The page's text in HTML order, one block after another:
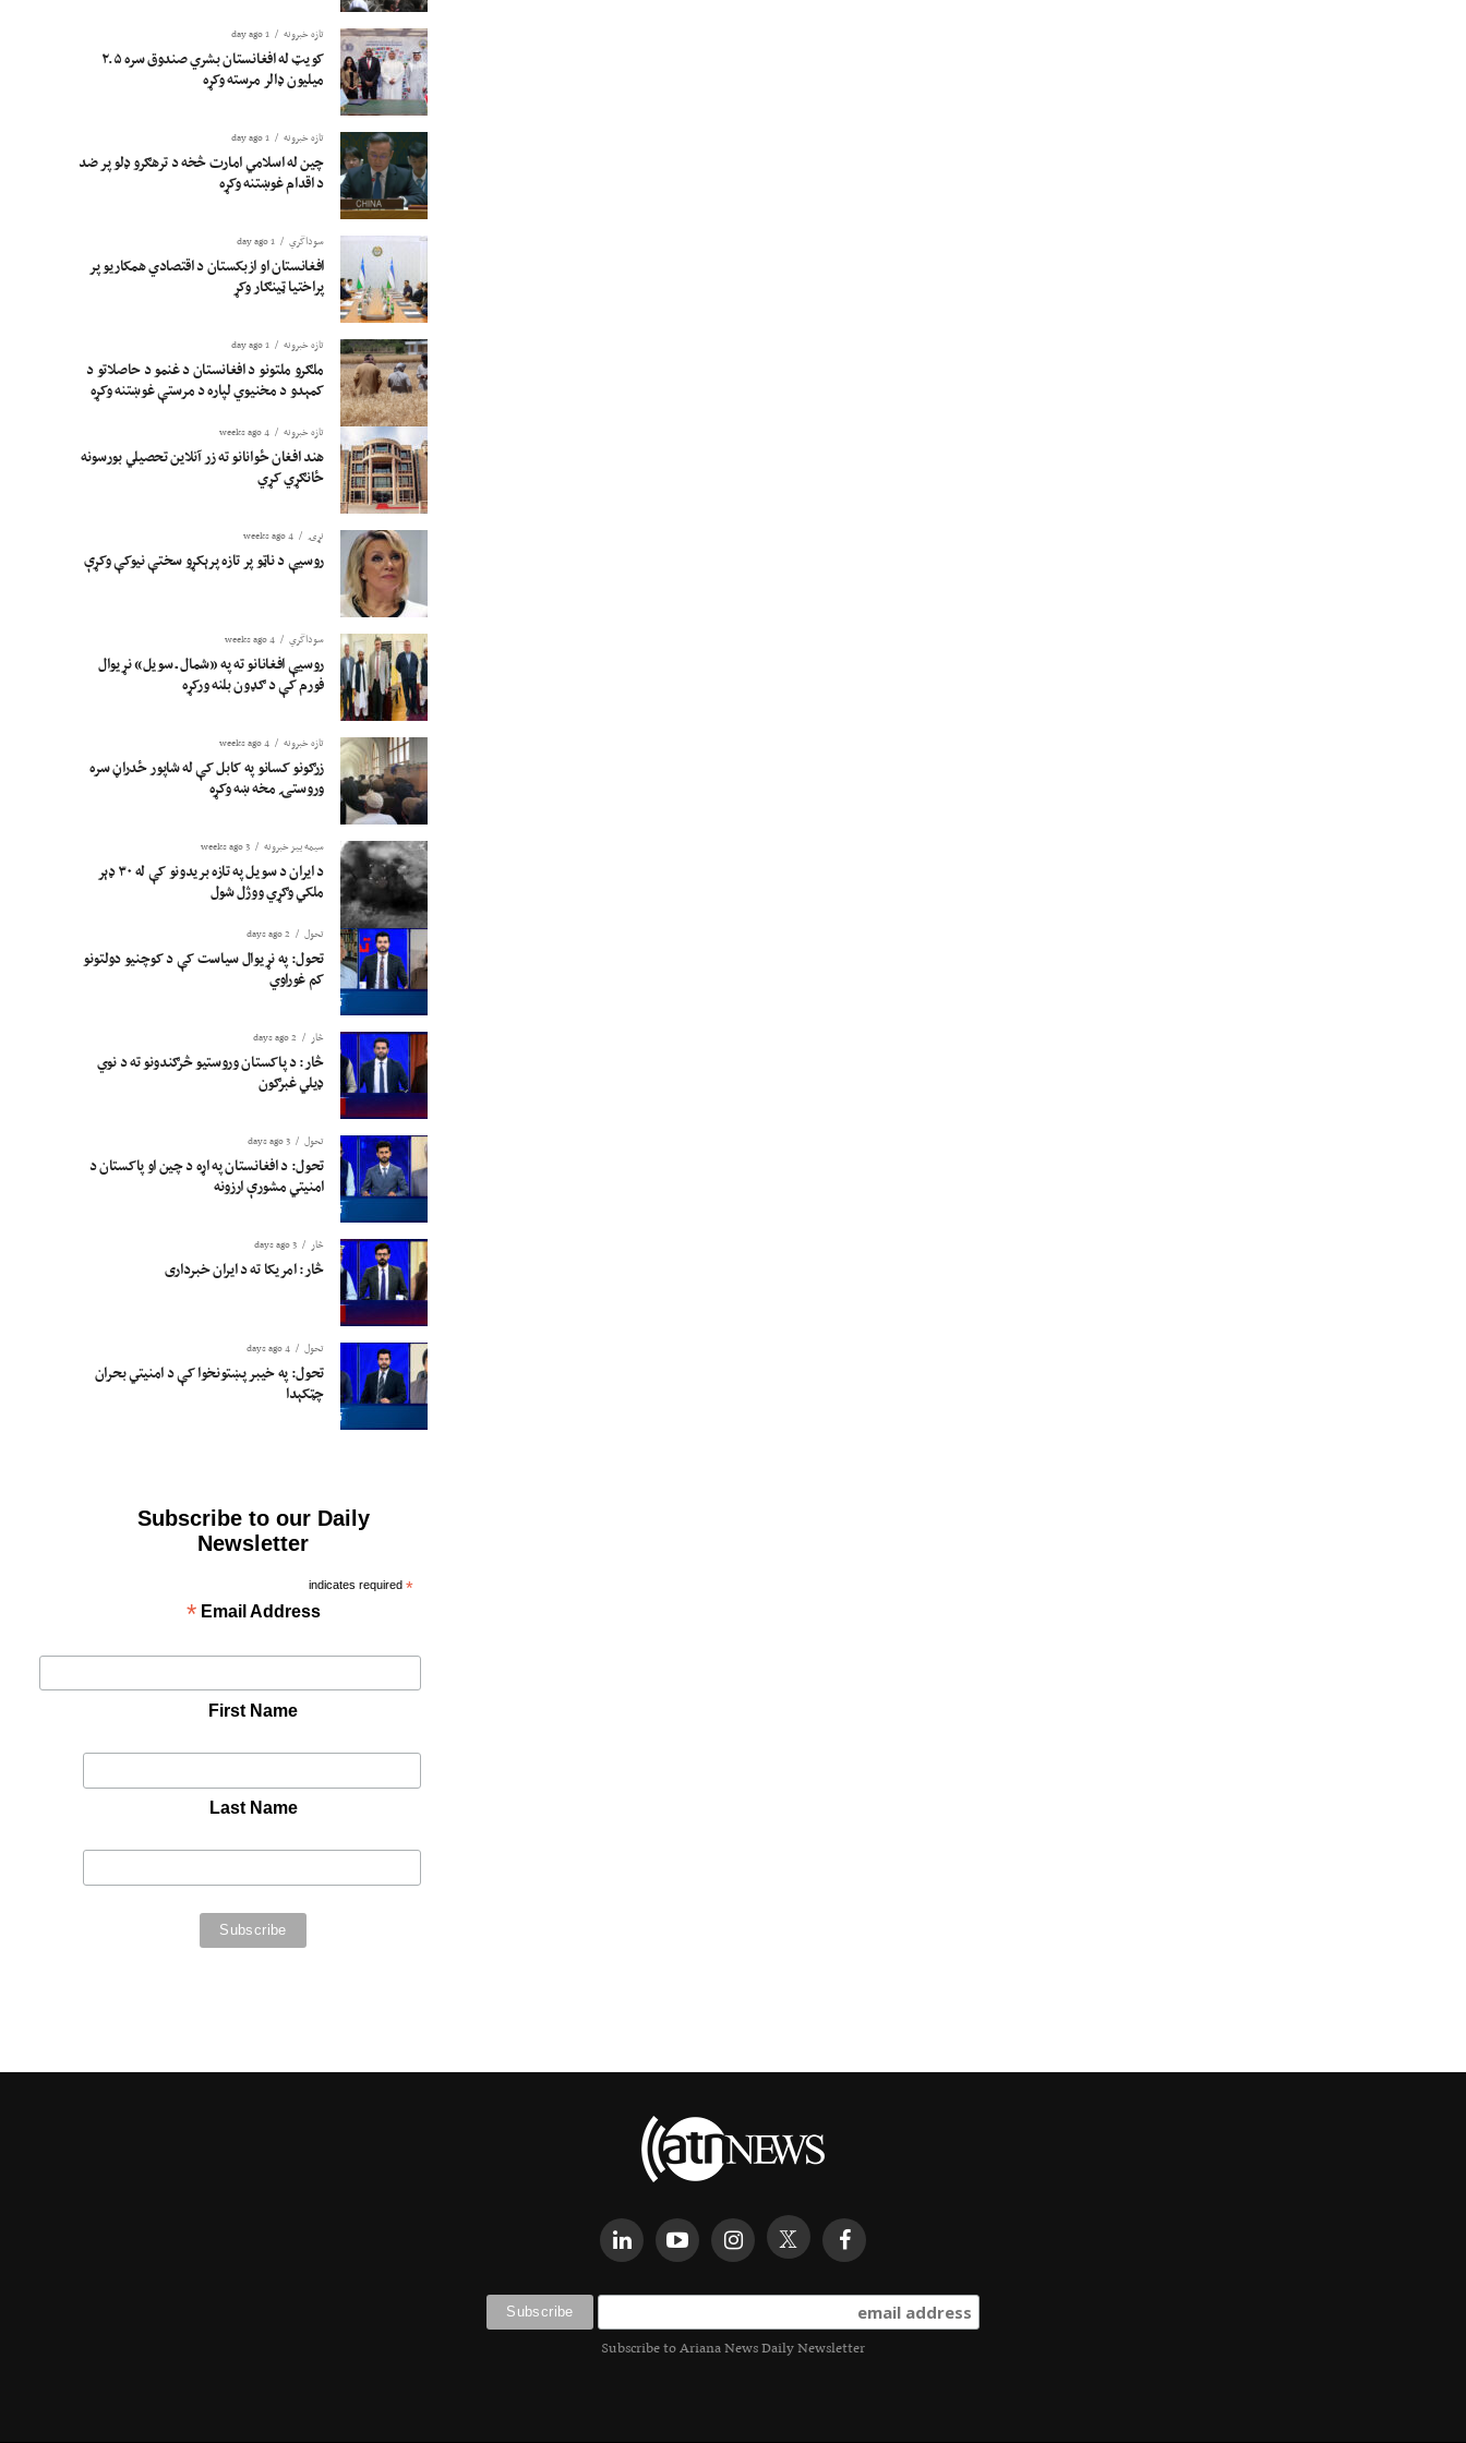
تازه خبرونه 1 day ago
کویټ له افغانستان بشري صندوق سره ۲.۵
میلیون ډالر مرسته وکړه
تازه خبرونه 1 day ago
چین له اسلامي امارت څخه د ترهګرو ډلو پر ضد
د اقدام غوښتنه وکړه
سوداگري 1 day ago
افغانستان او ازبکستان د اقتصادي همکاریو پر
پراختیا ټینګار وکړ
تازه خبرونه 1 day ago
ملګرو ملتونو د افغانستان د غنمو د حاصلاتو د
کمېدو د مخنیوي لپاره د مرستې غوښتنه وکړه
تازه خبرونه 4 weeks ago
هند افغان ځوانانو ته زر آنلاین تحصیلي بورسونه
ځانګړي کړي
نړۍ 4 weeks ago
روسیې د ناټو پر تازه پرېکړو سختې نیوکې وکړې
سوداگري 4 weeks ago
روسیې افغانانو ته په «شمال ـ سویل» نړیوال
فورم کې د ګډون بلنه ورکړه
تازه خبرونه 4 weeks ago
زرګونو کسانو په کابل کې له شاپور ځدراڼ سره
وروستۍ مخه ښه وکړه
سیمه ییز خبرونه 3 weeks ago
د ایران د سویل په تازه بریدونو کې له ۳۰ ډېر
ملکي وګړي ووژل شول
تحول 2 days ago
تحول: په نړیوال سیاست کې د کوچنیو دولتونو
کم غوراوي
څار 2 days ago
څار: د پاکستان وروستیو څرګندونو ته د نوي
ډیلي غبرګون
تحول 3 days ago
تحول: د افغانستان په اړه د چین او پاکستان د
امنیتي مشورې ارزونه
څار 3 days ago
څار: امریکا ته د ایران خبرداری
تحول 4 days ago
تحول: په خیبر پښتونخوا کې د امنیتي بحران
چټکېدا
Subscribe to our Daily
Newsletter
*
indicates required
Email Address
*
First Name
Last Name
Subscribe to Ariana News Daily Newsletter